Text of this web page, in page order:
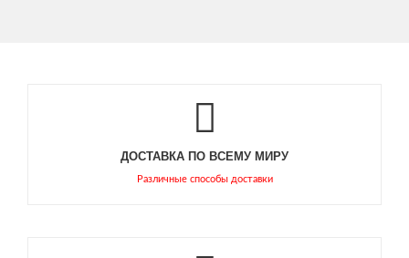
ДОСТАВКА ПО ВСЕМУ МИРУ
Различные способы доставки